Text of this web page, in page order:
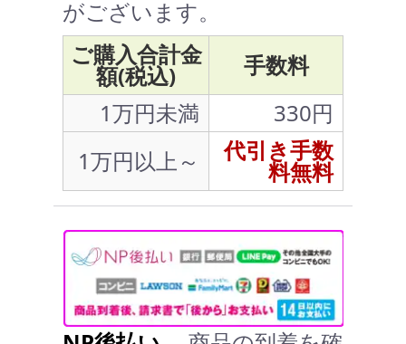
がございます。
ご購入合計金
額(税込)
手数料
1万円未満
330円
1万円以上～
代引き手数
料無料